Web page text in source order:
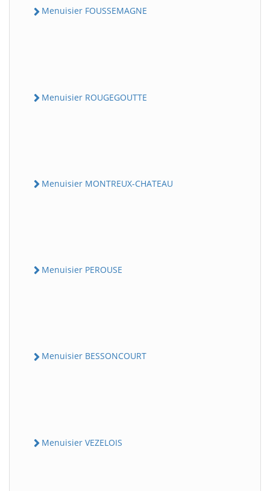
Menuisier FOUSSEMAGNE
Menuisier ROUGEGOUTTE
Menuisier MONTREUX-CHATEAU
Menuisier PEROUSE
Menuisier BESSONCOURT
Menuisier VEZELOIS